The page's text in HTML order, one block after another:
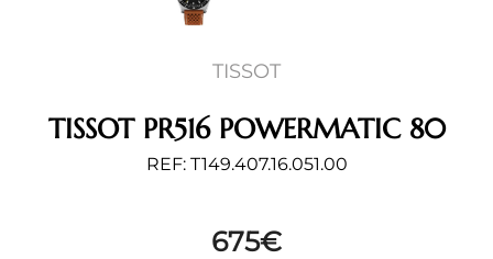
TISSOT
TISSOT PR516 POWERMATIC 80
REF: T149.407.16.051.00
675€